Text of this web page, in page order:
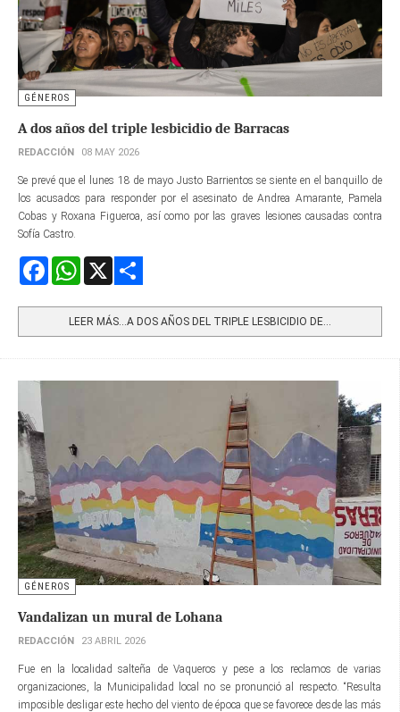
GÉNEROS
A dos años del triple lesbicidio de Barracas
REDACCIÓN 08 MAY 2026
Se prevé que el lunes 18 de mayo Justo Barrientos se siente en el banquillo de
los acusados para responder por el asesinato de Andrea Amarante, Pamela
Cobas y Roxana Figueroa, así como por las graves lesiones causadas contra
Sofía Castro.
FacebookWhatsApp
LEER MÁS…A DOS AÑOS DEL TRIPLE LESBICIDIO DE...
GÉNEROS
Vandalizan un mural de Lohana
REDACCIÓN 23 ABRIL 2026
Fue en la localidad salteña de Vaqueros y pese a los reclamos de varias
organizaciones, la Municipalidad local no se pronunció al respecto. “Resulta
imposible desligar este hecho del viento de época que se favorece desde las más